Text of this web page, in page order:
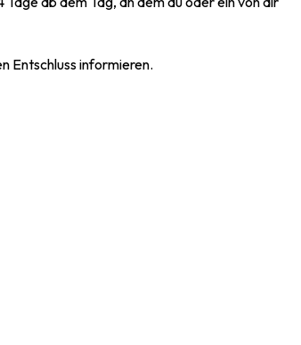
Entschluss informieren.